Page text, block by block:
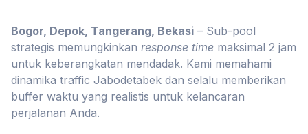
Bogor, Depok, Tangerang, Bekasi – Sub-pool
strategis memungkinkan response time maksimal 2 jam
untuk keberangkatan mendadak. Kami memahami
dinamika traffic Jabodetabek dan selalu memberikan
buffer waktu yang realistis untuk kelancaran
perjalanan Anda.